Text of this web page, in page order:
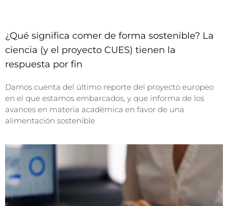
¿Qué significa comer de forma sostenible? La
ciencia (y el proyecto CUES) tienen la
respuesta por fin
Damos cuenta del último reporte del proyecto europeo
en el que estamos embarcados, y que informa de los
avances en materia académica en favor de una
alimentación sostenible